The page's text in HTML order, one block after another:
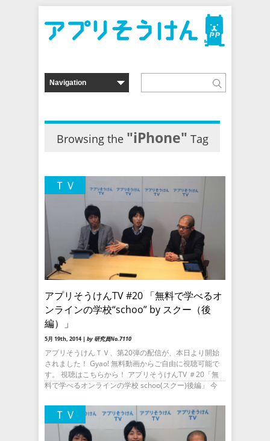
Browsing the "iPhone" Tag
ＴＶ
アプリそうけんTV #20 「無料で学べるオ
ンラインの学校“schoo” by スクー（後
編）」
5月 19th, 2014 | by 研究員No.7110
アプリそうけんＴＶ、第20弾の配信が、本日より開始
されました！ Gyao! 無料動画からご自由に視聴可能で
す。 視聴はこちらから！ アプリそうけんTV ＃20「無
料で学べるオンラインの学校 schoo(スクー)後編」 今
ＴＶ